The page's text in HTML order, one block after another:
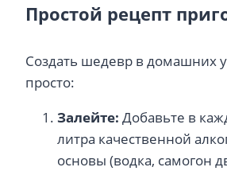
Простой рецепт
Создать шедевр в домашних
просто:
Залейте: Добавьте в
литра качественной
основы (водка, самогон